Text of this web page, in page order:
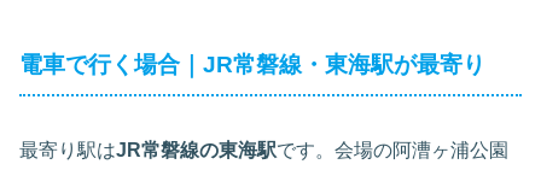
電車で行く場合｜JR常磐線・東海駅が最寄り
最寄り駅はJR常磐線の東海駅です。会場の阿漕ヶ浦公園